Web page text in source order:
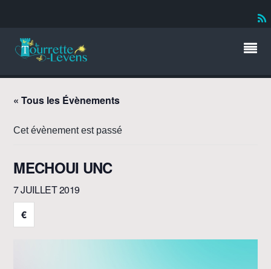
« Tous les Évènements
Cet évènement est passé
MECHOUI UNC
7 JUILLET 2019
€